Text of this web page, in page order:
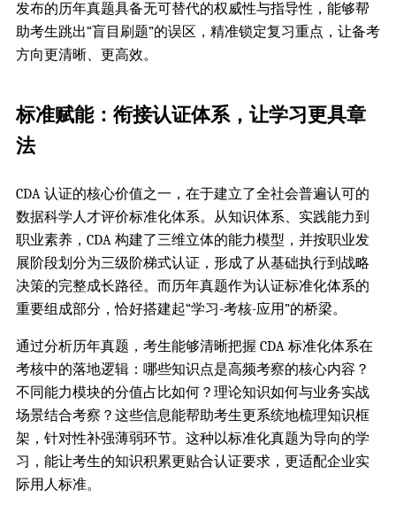
发布的历年真题具备无可替代的权威性与指导性，能够帮
助考生跳出“盲目刷题”的误区，精准锁定复习重点，让备考
方向更清晰、更高效。
标准赋能：衔接认证体系，让学习更具章
法
CDA 认证的核心价值之一，在于建立了全社会普遍认可的
数据科学人才评价标准化体系。从知识体系、实践能力到
职业素养，CDA 构建了三维立体的能力模型，并按职业发
展阶段划分为三级阶梯式认证，形成了从基础执行到战略
决策的完整成长路径。而历年真题作为认证标准化体系的
重要组成部分，恰好搭建起“学习-考核-应用”的桥梁。
通过分析历年真题，考生能够清晰把握 CDA 标准化体系在
考核中的落地逻辑：哪些知识点是高频考察的核心内容？
不同能力模块的分值占比如何？理论知识如何与业务实战
场景结合考察？这些信息能帮助考生更系统地梳理知识框
架，针对性补强薄弱环节。这种以标准化真题为导向的学
习，能让考生的知识积累更贴合认证要求，更适配企业实
际用人标准。